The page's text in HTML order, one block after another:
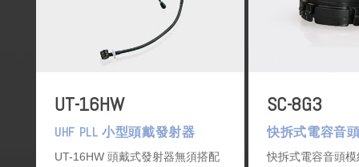
UT-16HW
UHF PLL 小型頭戴發射器
UT-16HW 頭戴式發射器無須搭配
SC-8G3
快拆式電容音
快拆式電容音頭